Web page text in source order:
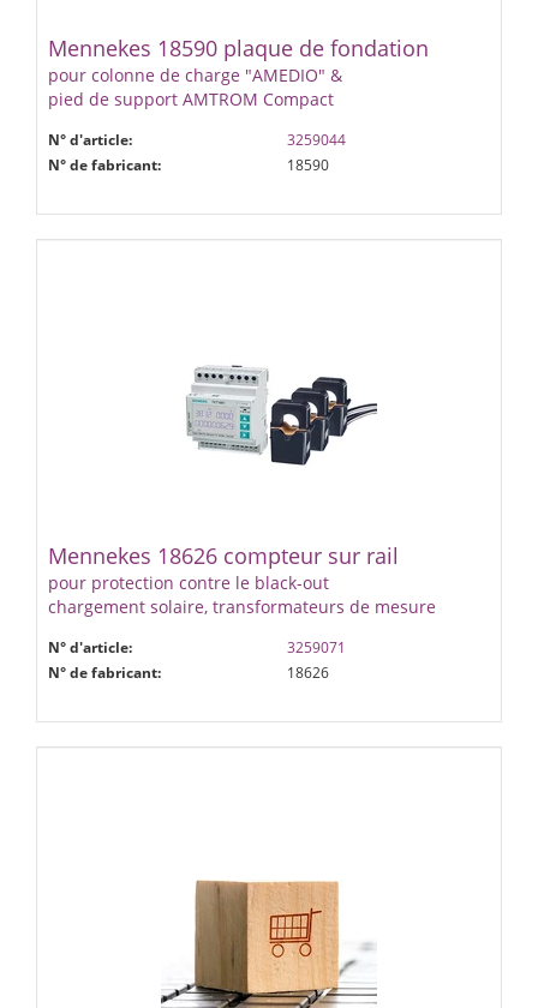
Mennekes 18590 plaque de fondation
pour colonne de charge "AMEDIO" &
pied de support AMTROM Compact
N° d'article:
3259044
N° de fabricant:
18590
Mennekes 18626 compteur sur rail
pour protection contre le black-out
chargement solaire, transformateurs de mesure
N° d'article:
3259071
N° de fabricant:
18626